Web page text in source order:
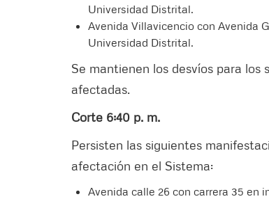
Universidad Distrital.
Avenida Villavicencio con Avenida
Universidad Distrital.
Se mantienen los desvíos para los
afectadas.
Corte 6:40 p. m.
Persisten las siguientes
afectación en el Sistema:
Avenida calle 26 con carrera 35 en